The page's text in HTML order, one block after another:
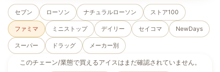
セブン ローソン ナチュラルローソン ストア100
ファミマ ミニストップ デイリー セイコマ NewDays
スーパー ドラッグ メーカー別
このチェーン/業態で買えるアイスはまだ確認されていません。